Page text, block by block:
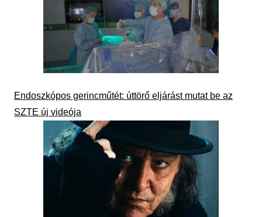
Endoszkópos gerincműtét: úttörő eljárást mutat be az
SZTE új videója